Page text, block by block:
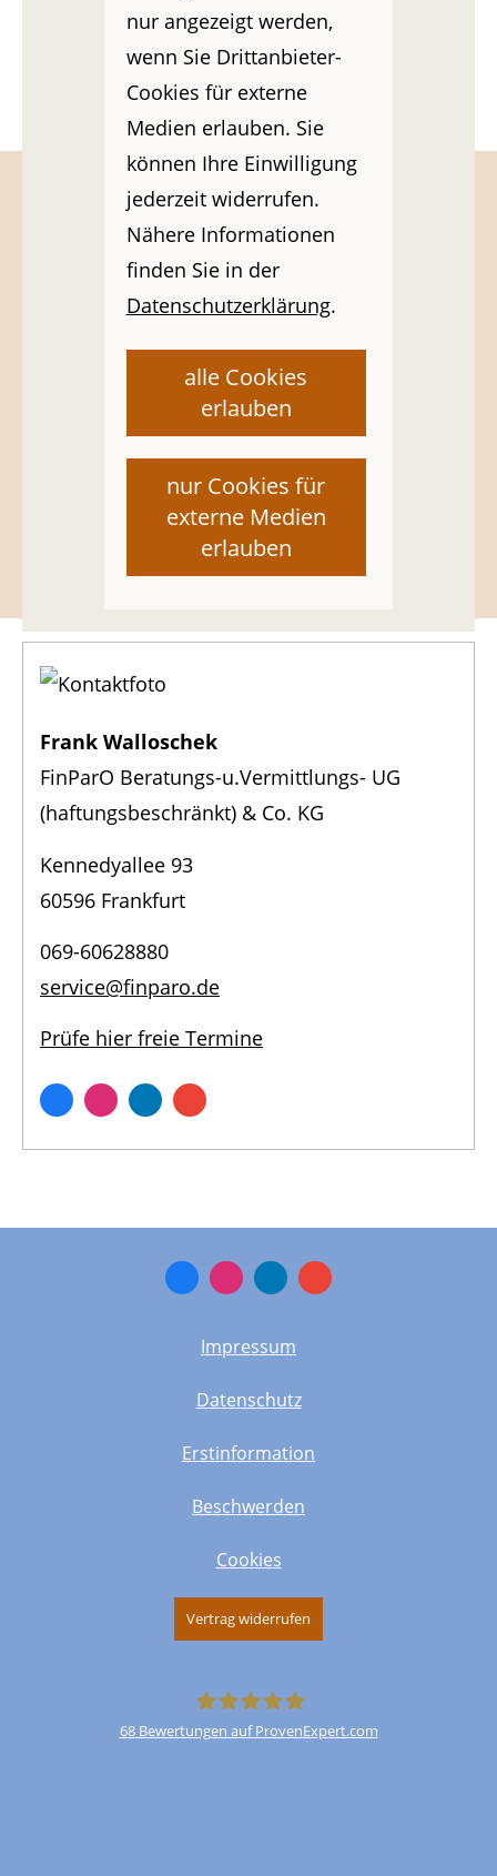
nur angezeigt werden,
wenn Sie Drittanbieter-
Cookies für externe
Medien erlauben. Sie
können Ihre Einwilligung
jederzeit widerrufen.
Nähere Informationen
finden Sie in der
Datenschutzerklärung.
alle Cookies
erlauben
nur Cookies für
externe Medien
erlauben
Sie haben Fragen, wünschen
weitere Informationen oder
möchten ein Angebot erhalten?
Gerne beraten wir Sie und zeigen Ihnen
Lösungen auf, die zu Ihrem individuellen
Termin vereinbaren
Frank Walloschek
FinParO Beratungs-u.Vermittlungs- UG
(haftungsbeschränkt) & Co. KG
Kennedyallee 93
60596 Frankfurt
069-60628880
service@finparo.de
Prüfe hier freie Termine
Impressum
Datenschutz
Erstinformation
Beschwerden
Cookies
Vertrag widerrufen
68Bewertungen auf ProvenExpert.com